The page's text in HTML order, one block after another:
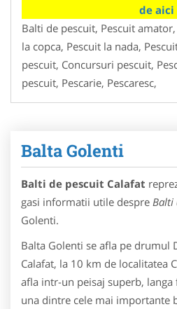
de aici
Balti de pescuit, Pescuit
la copca, Pescuit la nada,
pescuit, Concursuri pescuit,
pescuit, Pescarie, Pescaresc,
Balta Golenti
Balti de pescuit Calafat
gasi informatii utile despre Balti
Golenti.
Balta Golenti se afla pe drumul
Calafat, la 10 km de localitatea
afla intr-un peisaj superb,
una dintre cele mai importante